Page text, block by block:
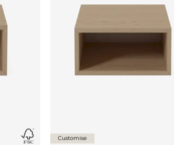
Customise